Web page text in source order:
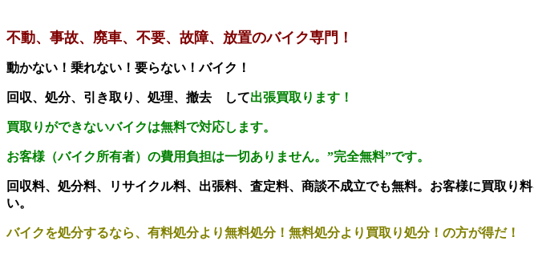
不動、事故、廃車、不要、故障、放置のバイク専門！
動かない！乗れない！要らない！バイク！
回収、処分、引き取り、処理、撤去 して出張買取ります！
買取りができないバイクは無料で対応します。
お客様（バイク所有者）の費用負担は一切ありません。 ”完全無料”です。
回収料、処分料、リサイクル料、出張料、査定料、商談不成立でも無料。お客様に買取
い。
バイクを処分するなら、有料処分より無料処分！無料処分より買取り処分！の方が得だ！